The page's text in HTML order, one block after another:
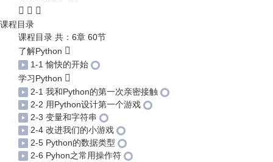
课程目录
课程目录 共：6章 60节
了解Python
1-1 愉快的开始
学习Python
2-1 我和Python的第一次亲密接触
2-2 用Python设计第一个游戏
2-3 变量和字符串
2-4 改进我们的小游戏
2-5 Python的数据类型
2-6 Pyhon之常用操作符